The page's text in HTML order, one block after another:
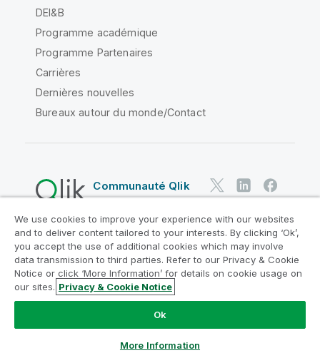
DEI&B
Programme académique
Programme Partenaires
Carrières
Dernières nouvelles
Bureaux autour du monde/Contact
Communauté Qlik
Contrats juridiques
Conditions d'utilisation des produits
Legal Policies
Conditions légales
Conditions d'utilisation
Marques
Do Not Share My Info
Copyright © 1993-2026 QlikTech International AB. Tous
We use cookies to improve your experience with our websites
and to deliver content tailored to your interests. By clicking ‘Ok’,
you accept the use of additional cookies which may involve
data transmission to third parties. Refer to our Privacy & Cookie
Notice or click ‘More Information’ for details on cookie usage on
our sites. Privacy & Cookie Notice
Ok
More Information